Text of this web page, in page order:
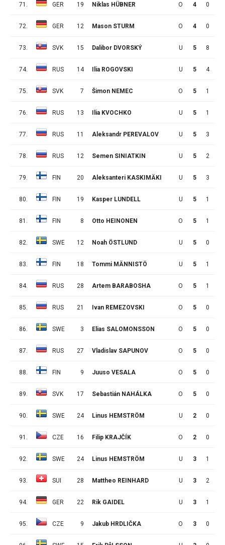
71. GER 19 Niklas HÜBNER O 4 0
72. GER 12 Mason STURM O 4 0
73. SVK 15 Dalibor DVORSKÝ U 5 8
74. RUS 14 Ilia ROGOVSKI U 5 4
75. SVK 7 Šimon NEMEC O 5 1
76. RUS 13 Ilia KVOCHKO U 5 1
77. RUS 11 Aleksandr PEREVALOV U 5 3
78. RUS 12 Semen SINIATKIN U 5 2
79. FIN 20 Aleksanteri KASKIMÄKI U 5 3
80. FIN 19 Kasper LUNDELL U 5 1
81. FIN 8 Otto HEINONEN O 5 1
82. SWE 12 Noah ÖSTLUND U 5 0
83. FIN 18 Tommi MÄNNISTÖ U 5 1
84. RUS 28 Artem BARABOSHA O 5 1
85. RUS 21 Ivan REMEZOVSKI O 5 0
86. SWE 3 Elias SALOMONSSON O 5 0
87. RUS 27 Vladislav SAPUNOV O 5 0
88. FIN 9 Juuso VESALA O 5 0
89. SVK 17 Sebastián NAHÁLKA O 5 0
90. SWE 24 Linus HEMSTRÖM U 2 0
91. CZE 16 Filip KRAJČÍK O 2 0
92. SWE 24 Linus HEMSTRÖM U 3 1
93. SUI 28 Mattheo REINHARD U 3 2
94. GER 22 Rik GAIDEL U 3 1
95. CZE 9 Jakub HRDLIČKA O 3 0